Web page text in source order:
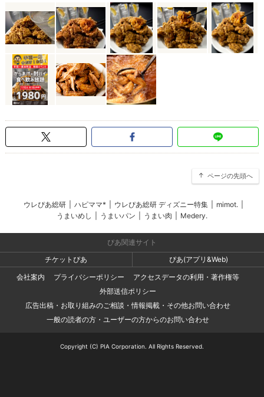
ページの先頭へ
ウレぴあ総研 ハピママ* ウレぴあ総研 ディズニー特集 mimot.
うまいめし
うまいパン うまい肉 Medery.
ぴあ関連サイト
チケットぴあ
ぴあ(アプリ&Web)
会社案内
プライバシーポリシー
アクセスデータの利用・著作権等
外部送信ポリシー
広告出稿・お取り組みのご相談・情報掲載・その他お問い合わせ
一般の読者の方・ユーザーの方からのお問い合わせ
Copyright (C) PIA Corporation. All Rights Reserved.